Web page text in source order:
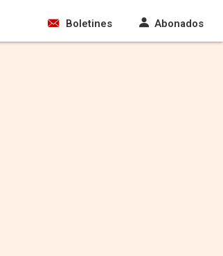
Boletines Abonados